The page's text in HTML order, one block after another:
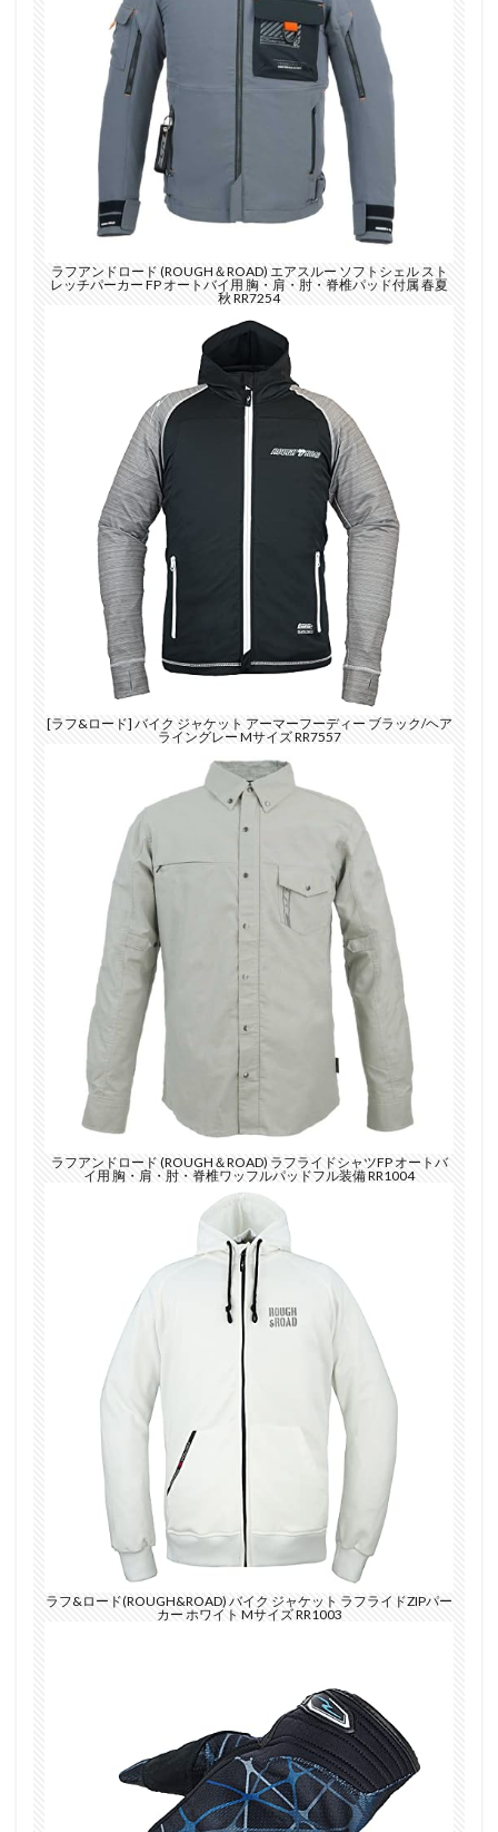
ラフアンドロード (ROUGH＆ROAD) エアスルー ソフトシェル スト
レッチパーカー FP オートバイ用 胸・肩・肘・脊椎パッド付属 春夏
秋 RR7254
[ラフ&ロード] バイク ジャケット アーマーフーディー ブラック/ヘア
ライングレー Mサイズ RR7557
ラフアンドロード (ROUGH＆ROAD) ラフライドシャツFP オートバ
イ用 胸・肩・肘・脊椎ワッフルパッドフル装備 RR1004
ラフ&ロード(ROUGH&ROAD) バイク ジャケット ラフライドZIPパー
カー ホワイト Mサイズ RR1003